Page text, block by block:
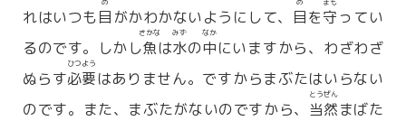
れはいつも目 がかわかないようにして、 目を守ってい
るのです。しかし魚
さかな
は水
みず
の中
なか
にいますから、わざわざ
ぬらす必要
ひつよう
はありません。ですからまぶたはいらない
のです。また、まぶたがないのですから、 当然
とうぜん
まばた